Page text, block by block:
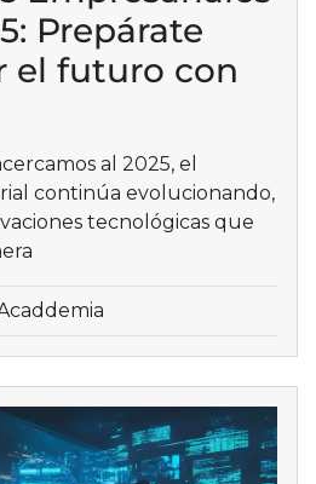
Prepárate
el futuro con
al 2025, el
continúa evolucionando,
tecnológicas que